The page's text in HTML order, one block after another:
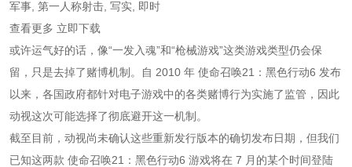
军事, 第一人称射击, 写实, 即时
查看更多 立即下载
或许运气好的话，像“一发入魂”和“枪械游戏”这类游戏类型仍会保
留，只是去掉了赌博机制。自 2010 年 使命召唤21：黑色行动6 发布
以来，各国政府都针对电子游戏中的各类赌博行为实施了监管，因此
动视这次可能选择了彻底避开这一机制。
截至目前，动视尚未确认这些重新发行版本的确切发布日期，但我们
已知这两款 使命召唤21：黑色行动6 游戏将在 7 月的某个时间登陆